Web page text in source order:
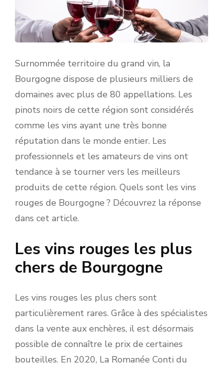
Surnommée territoire du grand vin, la
Bourgogne dispose de plusieurs milliers de
domaines avec plus de 80 appellations. Les
pinots noirs de cette région sont considérés
comme les vins ayant une très bonne
réputation dans le monde entier. Les
professionnels et les amateurs de vins ont
tendance à se tourner vers les meilleurs
produits de cette région. Quels sont les vins
rouges de Bourgogne ? Découvrez la réponse
dans cet article.
Les vins rouges les plus
chers de Bourgogne
Les vins rouges les plus chers sont
particulièrement rares. Grâce à des spécialistes
dans la vente aux enchères, il est désormais
possible de connaître le prix de certaines
bouteilles. En 2020, La Romanée Conti du